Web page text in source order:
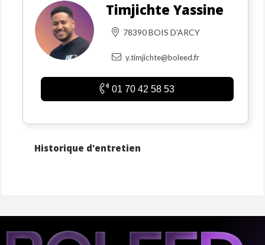
Timjichte Yassine
78390 BOIS D'ARCY
y.timjichte@boleed.fr
01 70 42 58 53
Historique d'entretien